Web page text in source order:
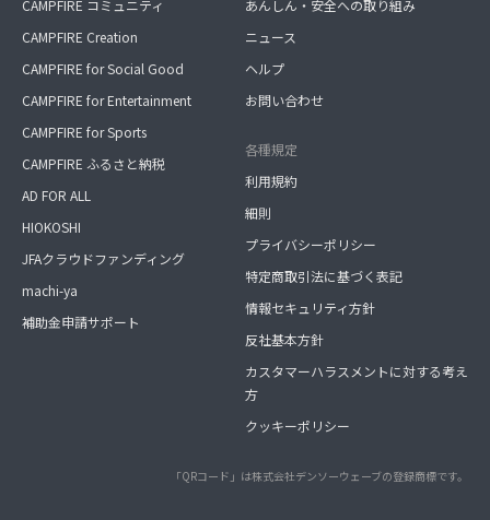
CAMPFIRE コミュニティ
CAMPFIRE Creation
CAMPFIRE for Social Good
CAMPFIRE for Entertainment
CAMPFIRE for Sports
CAMPFIRE ふるさと納税
AD FOR ALL
HIOKOSHI
JFAクラウドファンディング
machi-ya
補助金申請サポート
あんしん・安全への取り組み
ニュース
ヘルプ
お問い合わせ
各種規定
利用規約
細則
プライバシーポリシー
特定商取引法に基づく表記
情報セキュリティ方針
反社基本方針
カスタマーハラスメントに対する考え
方
クッキーポリシー
「QRコード」は株式会社デンソーウェーブの登録商標です。